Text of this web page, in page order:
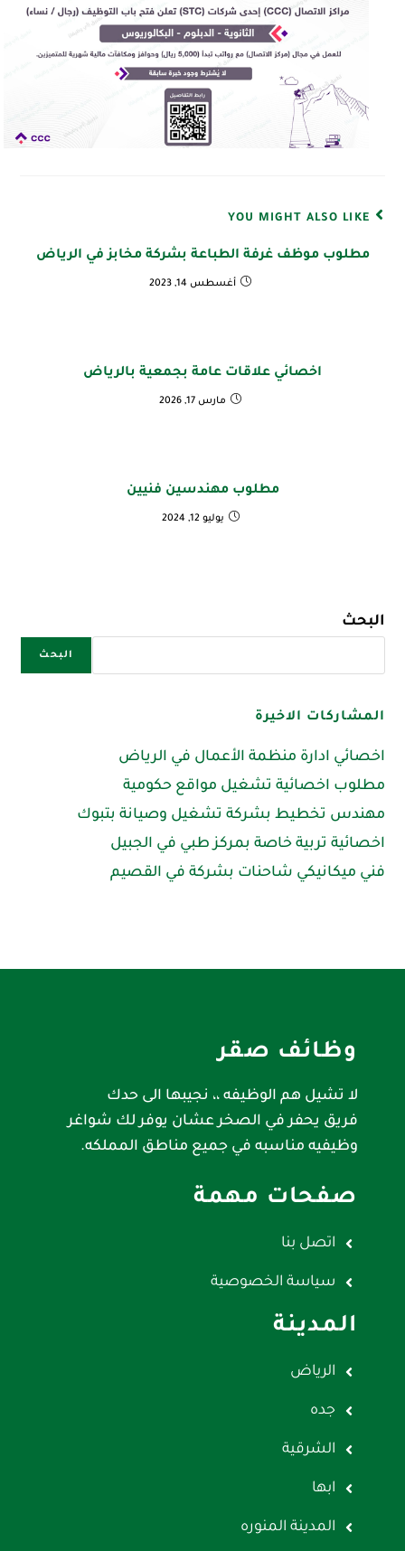
YOU MIGHT ALSO LIKE
مطلوب موظف غرفة الطباعة بشركة مخابز في الرياض
أغسطس 14, 2023
اخصائي علاقات عامة بجمعية بالرياض
مارس 17, 2026
مطلوب مهندسين فنيين
يوليو 12, 2024
البحث
البحث
المشاركات الاخيرة
اخصائي ادارة منظمة الأعمال في الرياض
مطلوب اخصائية تشغيل مواقع حكومية
مهندس تخطيط بشركة تشغيل وصيانة بتبوك
اخصائية تربية خاصة بمركز طبي في الجبيل
فني ميكانيكي شاحنات بشركة في القصيم
وظائف صقر
لا تشيل هم الوظيفه ،، نجيبها الى حدك
فريق يحفر في الصخر عشان يوفر لك شواغر
وظيفيه مناسبه في جميع مناطق المملكه.
صفحات مهمة
اتصل بنا
سياسة الخصوصية
المدينة
الرياض
جده
الشرقية
ابها
المدينة المنوره